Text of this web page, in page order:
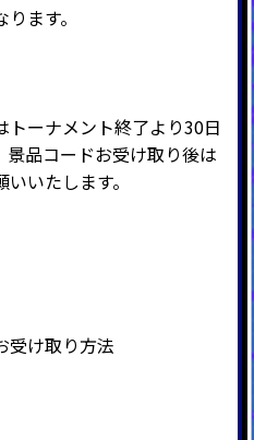
ます。
ーナメント終了より30日
品コードお受け取り後は
いたします。
受け取り方法